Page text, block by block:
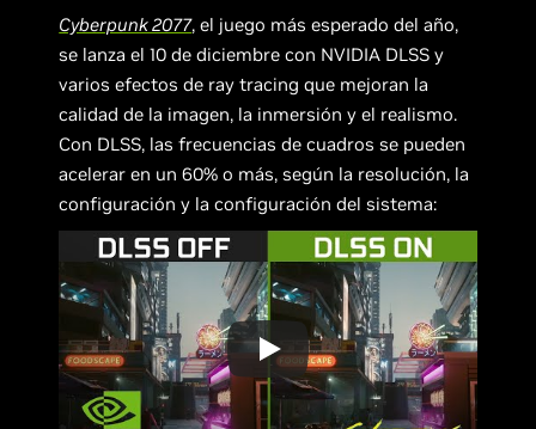
Cyberpunk 2077, el juego más esperado del año,
se lanza el 10 de diciembre con NVIDIA DLSS y
varios efectos de ray tracing que mejoran la
calidad de la imagen, la inmersión y el realismo.
Con DLSS, las frecuencias de cuadros se pueden
acelerar en un 60% o más, según la resolución, la
configuración y la configuración del sistema: